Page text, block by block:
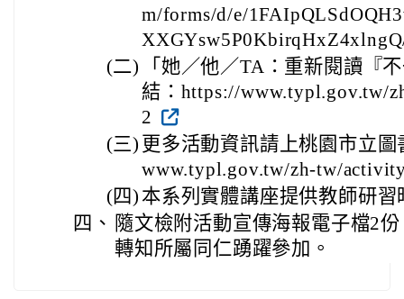
m/forms/d/e/
(二)
「她／他／TA：重新閱讀『
結：https://www.typl.gov.tw/
2
(三) 更多活動資訊請上桃園市立
www.typl.gov.tw/zh-tw/
(四) 本系列實體講座提供教師研習
四、 隨文檢附活動宣傳海報電子檔2
轉知所屬同仁踴躍參加。